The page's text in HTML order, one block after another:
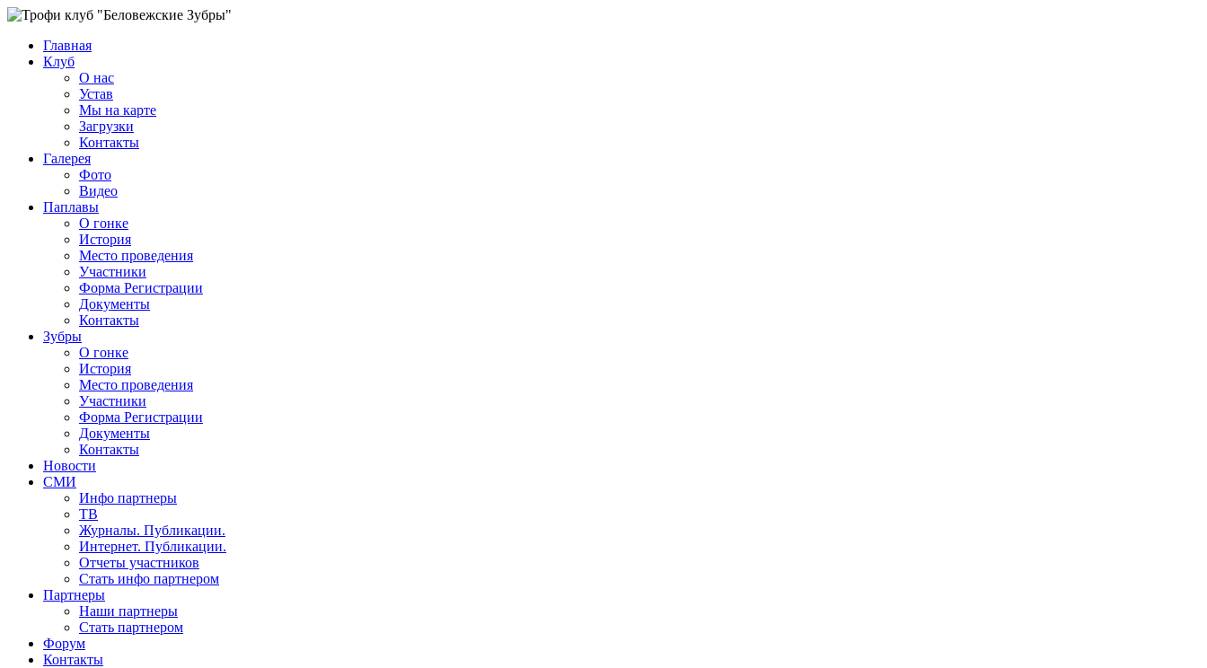
Главная
Клуб
О нас
Устав
Мы на карте
Загрузки
Контакты
Галерея
Фото
Видео
Паплавы
О гонке
История
Место проведения
Участники
Форма Регистрации
Документы
Контакты
Зубры
О гонке
История
Место проведения
Участники
Форма Регистрации
Документы
Контакты
Новости
СМИ
Инфо партнеры
ТВ
Журналы. Публикации.
Интернет. Публикации.
Отчеты участников
Стать инфо партнером
Партнеры
Наши партнеры
Стать партнером
Форум
Контакты